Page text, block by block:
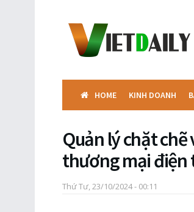
HOME KINH DOANH
Quản lý chặt
thương mại điện
Thứ Tư, 23/10/2024 - 00:11